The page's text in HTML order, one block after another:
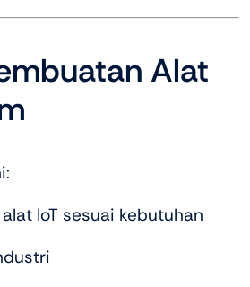
Alat
IoT sesuai kebutuhan